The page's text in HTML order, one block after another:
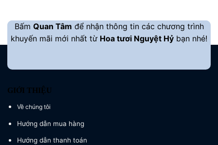
Bấm Quan Tâm để nhận thông tin các chương trình
khuyến mãi mới nhất từ Hoa tươi Nguyệt Hỷ bạn nhé!
GIỚI THIỆU
Về chúng tôi
Hướng dẫn mua hàng
Hướng dẫn thanh toán